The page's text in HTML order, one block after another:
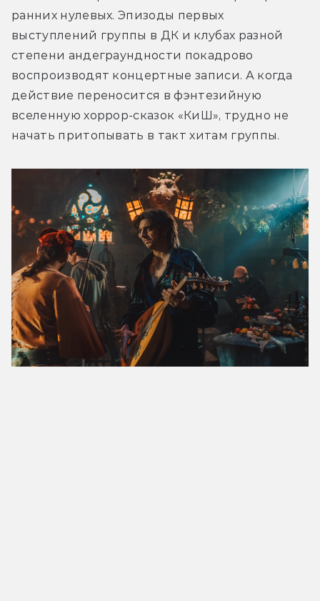
ранних нулевых. Эпизоды первых
выступлений группы в ДК и клубах разной
степени андеграундности покадрово
воспроизводят концертные записи. А когда
действие переносится в фэнтезийную
вселенную хоррор-сказок «КиШ», трудно не
начать притопывать в такт хитам группы.